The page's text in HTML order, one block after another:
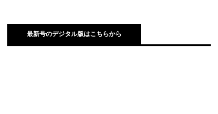
最新号のデジタル版はこちらから